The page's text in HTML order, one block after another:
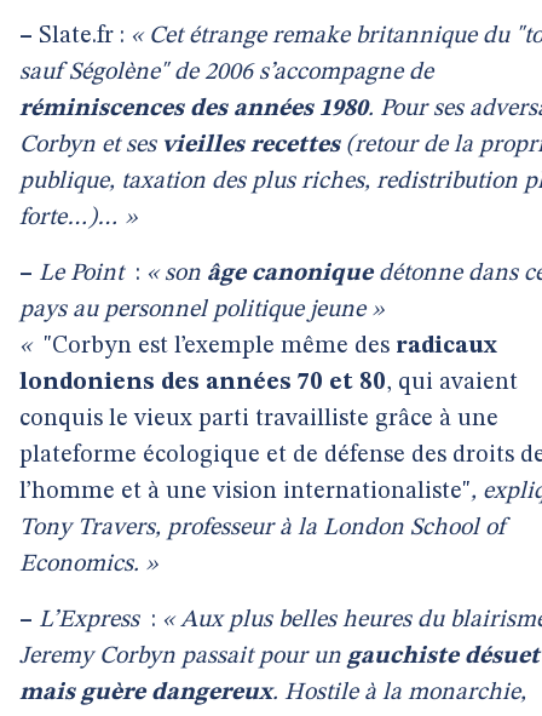
– Slate.fr : « Cet étrange remake britannique du
sauf Ségolène" de 2006 s’accompagne de
réminiscences des années 1980. Pour ses
Corbyn et ses vieilles recettes(retour de la
publique, taxation des plus riches, redistribution
forte…)… »
– Le Point : « son âge canoniquedétonne dans
pays au personnel politique jeune »
« "Corbyn est l’exemple même des radicaux
londoniens des années 70 et 80, qui avaient
conquis le vieux parti travailliste grâce à une
plateforme écologique et de défense des droits
l’homme et à une vision internationaliste",
Tony Travers, professeur à la London School of
Economics. »
– L’Express : « Aux plus belles heures du
Jeremy Corbyn passait pour un gauchiste désuet
mais guère dangereux. Hostile à la monarchie,